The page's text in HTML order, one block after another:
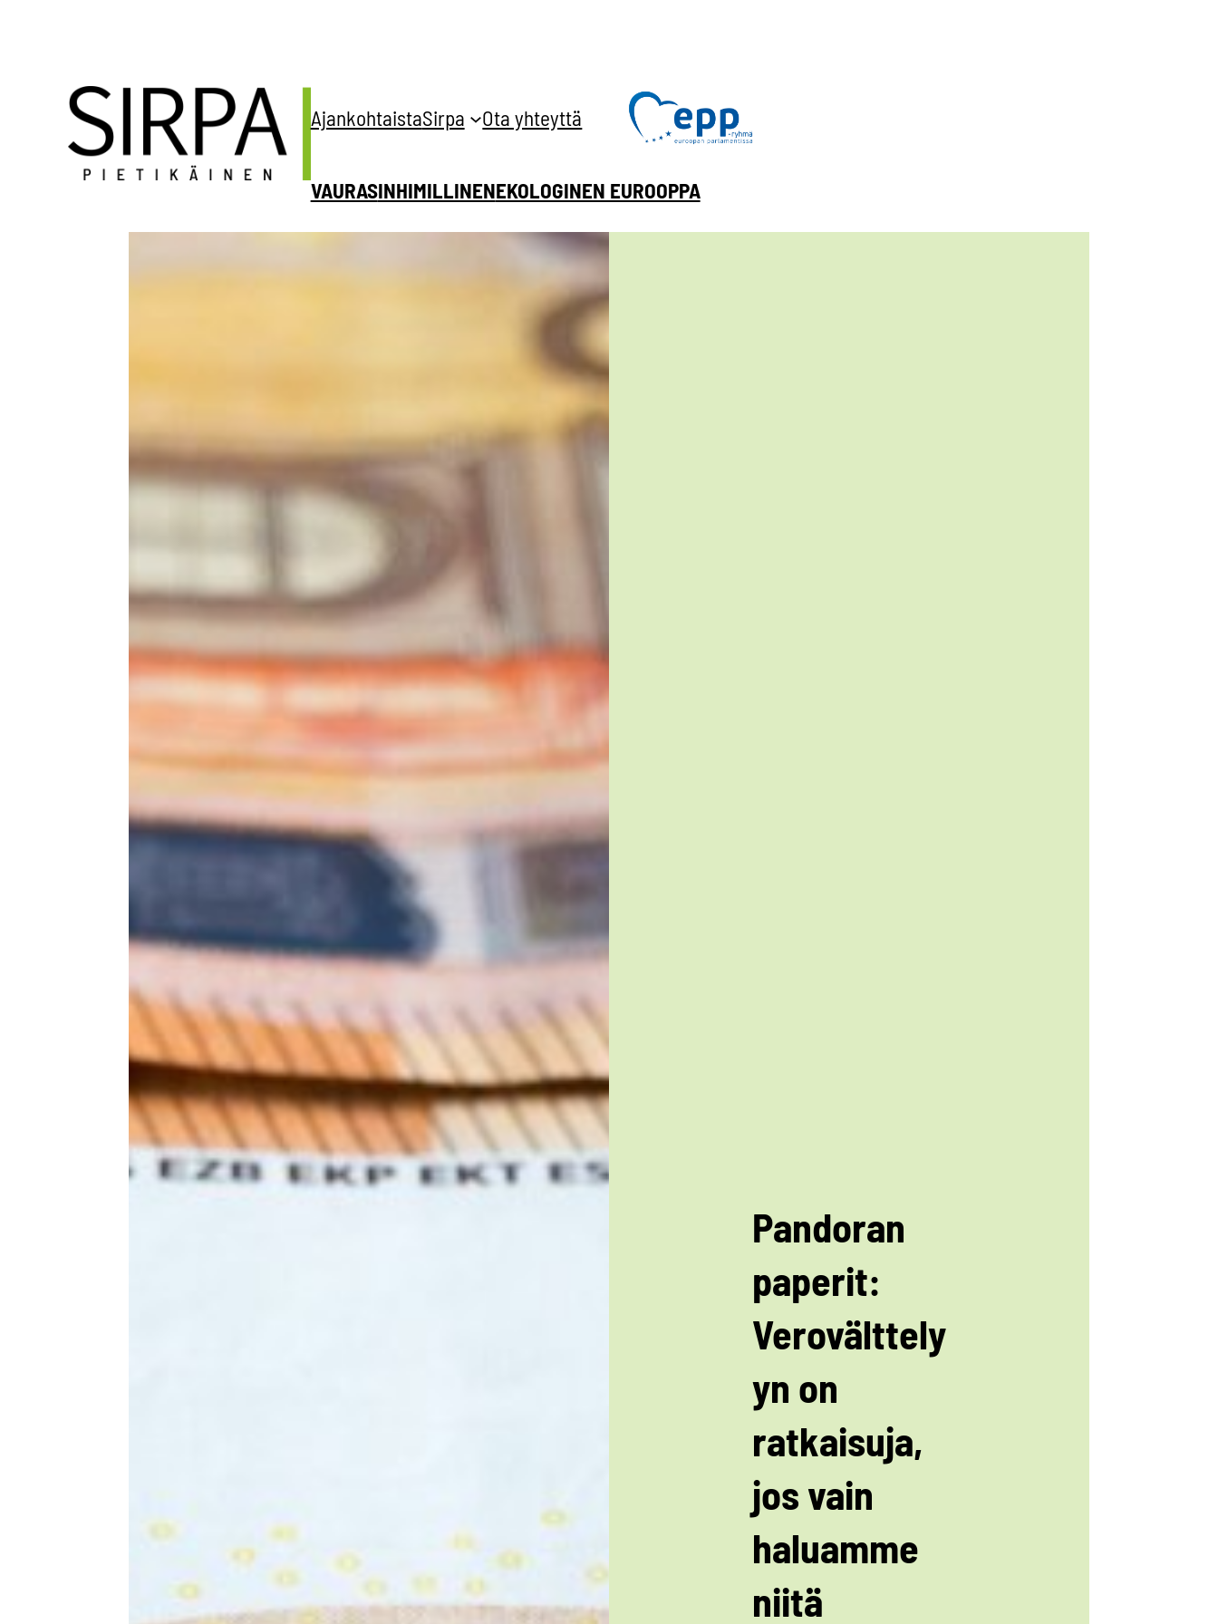
AjankohtaistaSirpa Ota yhteyttä
VAURASINHIMILLINENEKOLOGINEN EUROOPPA
Pandoran
paperit:
Verovälttely
yn on
ratkaisuja,
jos vain
haluamme
niitä